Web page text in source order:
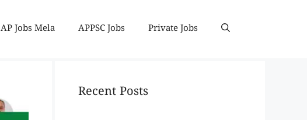
AP Jobs Mela APPSC Jobs Private Jobs
Recent Posts